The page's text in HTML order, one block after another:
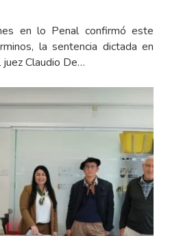
en lo Penal confirmó este
la sentencia dictada en
Claudio De…